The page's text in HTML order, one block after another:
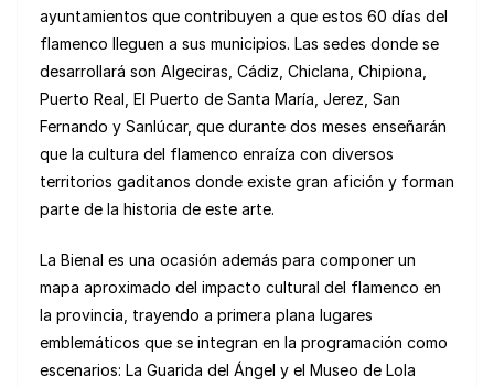
ayuntamientos que contribuyen a que estos 60 días del
flamenco lleguen a sus municipios. Las sedes donde se
desarrollará son Algeciras, Cádiz, Chiclana, Chipiona,
Puerto Real, El Puerto de Santa María, Jerez, San
Fernando y Sanlúcar, que durante dos meses enseñarán
que la cultura del flamenco enraíza con diversos
territorios gaditanos donde existe gran afición y forman
parte de la historia de este arte.
La Bienal es una ocasión además para componer un
mapa aproximado del impacto cultural del flamenco en
la provincia, trayendo a primera plana lugares
emblemáticos que se integran en la programación como
escenarios: La Guarida del Ángel y el Museo de Lola